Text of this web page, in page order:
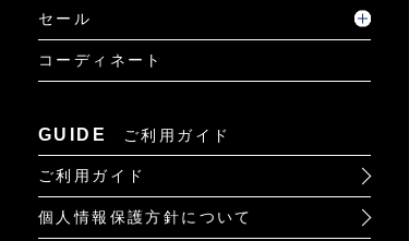
セール
コーディネート
GUIDE ご利用ガイド
ご利用ガイド
個人情報保護方針について